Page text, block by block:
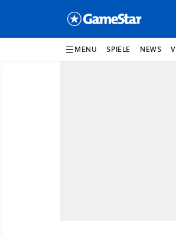
MENU SPIELE NEWS